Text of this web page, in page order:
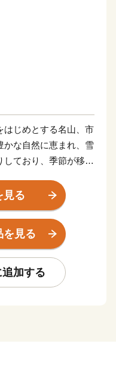
はじめとする名山、市
かな自然に恵まれ、雪
しており、季節が移る
本海側を結ぶ交通の
道路で2時間とアクセ
四季を通じて多くの
見る
を見る
加する